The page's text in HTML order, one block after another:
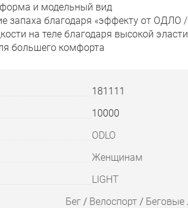
и модельный вид
запаха благодаря «эффекту от ОДЛО /
на теле благодаря высокой
большего комфорта
181111
10000
ODLO
Женщинам
LIGHT
Бег/ Велоспорт/